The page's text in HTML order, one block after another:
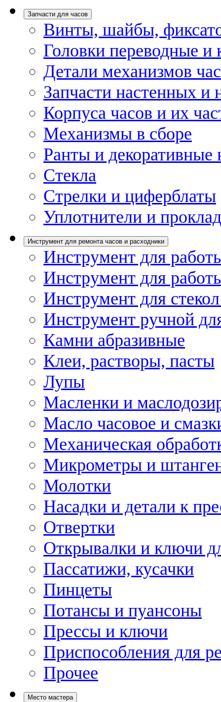
Запчасти для часов
Винты, шайбы,
Головки переводные и
Детали механизмов
Запчасти настенных и
Корпуса часов и их
Механизмы в сборе
Ранты и декоративные
Стекла
Стрелки и циферблаты
Уплотнители и
Инструмент для ремонта часов и расходники
Инструмент для
Инструмент для
Инструмент для
Инструмент ручной
Камни абразивные
Клеи, растворы, пасты
Лупы
Масленки и
Масло часовое и
Механическая
Микрометры и
Молотки
Насадки и детали к
Отвертки
Открывалки и ключи
Пассатижи, кусачки
Пинцеты
Потансы и пуансоны
Прессы и ключи
Приспособления для
Прочее
Место мастера